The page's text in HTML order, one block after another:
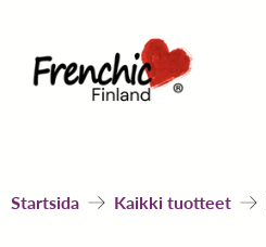
Startsida Kaikki tuotteet